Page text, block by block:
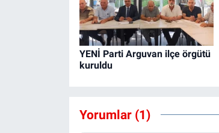
YENİ Parti Arguvan ilçe örgütü
kuruldu
Yorumlar (1)